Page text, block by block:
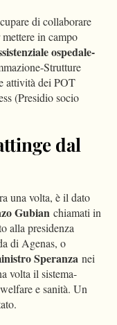
di collaborare
in campo
ospedale-
Strutture
attività dei POT
(Presidio socio
dal
una volta, è il dato
Gubian chiamati in
alla presidenza
di Agenas, o
Speranza nei
volta il sistema-
e sanità. Un